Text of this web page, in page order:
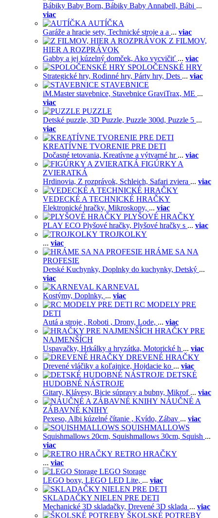
Bábiky Baby Born, Bábiky Baby Annabell, Bábi ...
viac
AUTÍČKA
Garáže a hracie sety, Technické stroje a a ... viac
Z FILMOV,
HIER A ROZPRÁVOK
Gabby a jej kúzelný domček, Ako vycvičiť ... viac
SPOLOČENSKÉ HRY
Strategické hry, Rodinné hry, Párty hry, Dets ... viac
STAVEBNICE
iM.Master stavebnice, Stavebnice GraviTrax, ME ...
viac
PUZZLE
Detské puzzle, 3D Puzzle, Puzzle 300d, Puzzle 5 ...
viac
KREATÍVNE TVORENIE PRE DETI
Dočasné tetovania, Kreatívne a výtvarné hr ... viac
FIGÚRKY A
ZVIERATKÁ
Hrdinovia, Z rozprávok, Schleich, Safari zviera ... viac
VEDECKÉ A TECHNICKÉ HRAČKY
Elektronické hračky, Mikroskopy, ... viac
PLYŠOVÉ HRAČKY
PLAY ECO Plyšové hračky, Plyšové hračky s ... viac
TROJKOLKY
... viac
HRÁME SA NA
PROFESIE
Detské Kuchynky, Doplnky do kuchynky, Detský ...
viac
KARNEVAL
Kostýmy, Doplnky, ... viac
RC MODELY PRE
DETI
Autá a stroje , Roboti , Drony, Lode, ... viac
HRAČKY PRE
NAJMENŠÍCH
Uspavačky, Hrkálky a hryzátka, Motorické h ... viac
DREVENÉ HRAČKY
Drevené vláčiky a koľajnice, Hojdacie ko ... viac
DETSKÉ
HUDOBNÉ NÁSTROJE
Gitary, Klávesy, Bicie súpravy a bubny, Mikrof ... viac
NÁUČNÉ A
ZÁBAVNÉ KNIHY
Pexeso, Albi kúzelné čítanie , Kvído, Zábav ... viac
SQUISHMALLOWS
Squishmallows 20cm, Squishmallows 30cm, Squish ...
viac
RETRO HRAČKY
... viac
LEGO Storage
LEGO boxy, LEGO LED Lite, ... viac
SKLADAČKY NIELEN PRE DETI
Mechanické 3D skladačky, Drevené 3D sklada ... viac
ŠKOLSKÉ POTREBY